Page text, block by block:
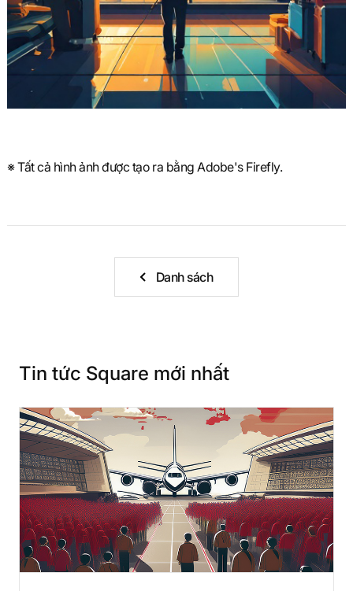
※ Tất cả hình ảnh được tạo ra bằng Adobe's Firefly.
Danh sách
Tin tức Square mới nhất